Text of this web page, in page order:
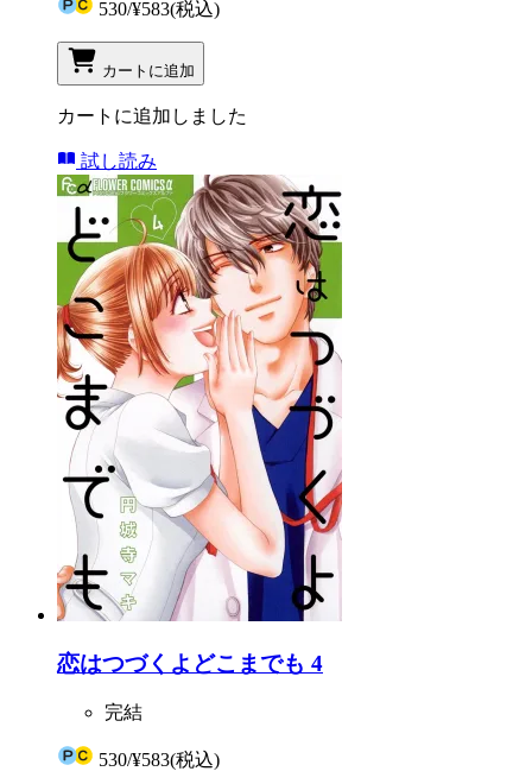
530/¥583(税込)
カートに追加
カートに追加しました
試し読み
恋はつづくよどこまでも 4
完結
530/¥583(税込)